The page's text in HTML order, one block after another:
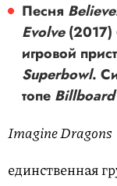
Песня
Evolve(2017)
игровой
Superbowl.
топе
Imagine Dragons
единственная